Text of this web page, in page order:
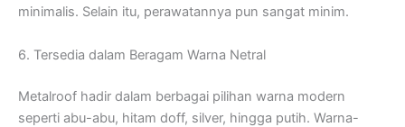
minimalis. Selain itu, perawatannya pun sangat minim.
6. Tersedia dalam Beragam Warna Netral
Metalroof hadir dalam berbagai pilihan warna modern
seperti abu-abu, hitam doff, silver, hingga putih. Warna-